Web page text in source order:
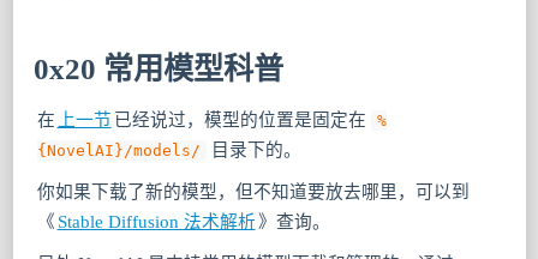
0x20 常用模型科普
在 上一节 已经说过，模型的位置是固定在
%
{NovelAI}/models/
目录下的。
你如果下载了新的模型，但不知道要放去哪里，可以到
《 Stable Diffusion 法术解析 》查询。